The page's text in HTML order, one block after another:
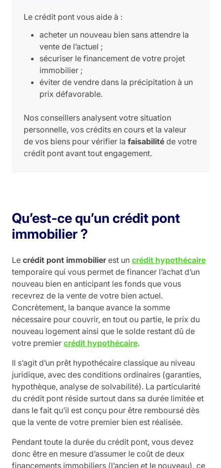
Le crédit pont vous aide à :
acheter un nouveau bien sans attendre la
vente de l’actuel ;
sécuriser le financement de votre projet
immobilier ;
éviter de vendre dans la précipitation à un
prix défavorable.
Nos conseillers analysent votre situation
personnelle, vos crédits en cours et la valeur
de vos biens pour vérifier la faisabilité de votre
crédit pont avant tout engagement.
Qu’est-ce qu’un crédit pont
immobilier ?
Le crédit pont immobilierest un crédit hypothécaire
temporaire qui vous permet de financer l’achat d’un
nouveau bien en anticipant les fonds que vous
recevrez de la vente de votre bien actuel.
Concrètement, la banque avance la somme
nécessaire pour couvrir, en tout ou partie, le prix du
nouveau logement ainsi que le solde restant dû de
votre premier crédit hypothécaire.
Il s’agit d’un prêt hypothécaire classique au niveau
juridique, avec des conditions ordinaires (garanties,
hypothèque, analyse de solvabilité). La particularité
du crédit pont réside surtout dans sa durée limitée et
dans le fait qu’il est conçu pour être remboursé dès
que la vente de votre premier bien est réalisée.
Pendant toute la durée du crédit pont, vous devez
donc être en mesure d’assumer le coût de deux
financements immobiliers (l’ancien et le nouveau), ce